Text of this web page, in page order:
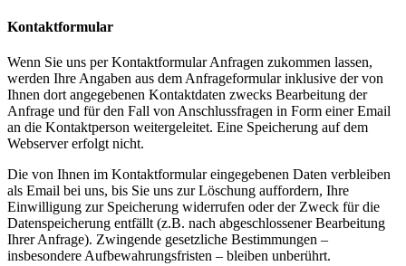
Kontaktformular
Wenn Sie uns per Kontaktformular Anfragen zukommen lassen,
werden Ihre Angaben aus dem Anfrageformular inklusive der von
Ihnen dort angegebenen Kontaktdaten zwecks Bearbeitung der
Anfrage und für den Fall von Anschlussfragen in Form einer Email
an die Kontaktperson weitergeleitet. Eine Speicherung auf dem
Webserver erfolgt nicht.
Die von Ihnen im Kontaktformular eingegebenen Daten verbleiben
als Email bei uns, bis Sie uns zur Löschung auffordern, Ihre
Einwilligung zur Speicherung widerrufen oder der Zweck für die
Datenspeicherung entfällt (z.B. nach abgeschlossener Bearbeitung
Ihrer Anfrage). Zwingende gesetzliche Bestimmungen –
insbesondere Aufbewahrungsfristen – bleiben unberührt.